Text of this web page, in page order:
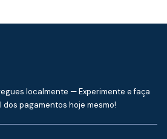
localmente — Experimente e faça
pagamentos hoje mesmo!